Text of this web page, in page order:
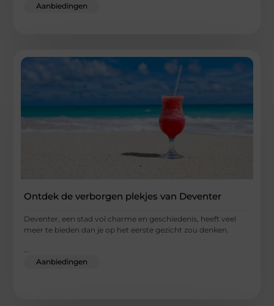
Aanbiedingen
Ontdek de verborgen plekjes van Deventer
Deventer, een stad vol charme en geschiedenis, heeft veel
meer te bieden dan je op het eerste gezicht zou denken.
...
Aanbiedingen